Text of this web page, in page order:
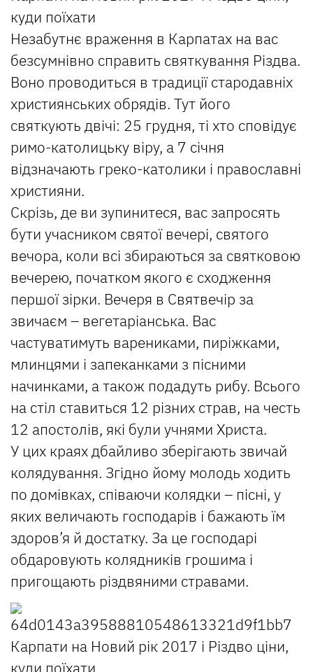
Незабутнє враження в Карпатах на вас
безсумнівно справить святкування Різдва.
Воно проводиться в традиції стародавніх
християнських обрядів. Тут його
святкують двічі: 25 грудня, ті хто сповідує
римо-католицьку віру, а 7 січня
відзначають греко-католики і православні
християни.
Скрізь, де ви зупинитеся, вас запросять
бути учасником святої вечері, святого
вечора, коли всі збираються за святковою
вечерею, початком якого є сходження
першої зірки. Вечеря в Святвечір за
звичаєм – вегетаріанська. Вас
частуватимуть варениками, пиріжками,
млинцями і запеканками з пісними
начинками, а також подадуть рибу. Всього
на стіл ставиться 12 різних страв, на честь
12 апостолів, які були учнями Христа.
У цих краях дбайливо зберігають звичай
колядування. Згідно йому молодь ходить
по домівках, співаючи колядки – пісні, у
яких величають господарів і бажають їм
здоров’я й достатку. За це господарі
обдаровують колядників грошима і
пригощають різдвяними стравами.